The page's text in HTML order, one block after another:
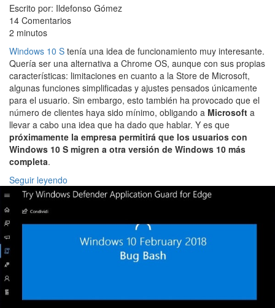
Escrito por: Ildefonso Gómez
14 Comentarios
2 minutos
Windows 10 S tenía una idea de funcionamiento muy interesante.
Quería ser una alternativa a Chrome OS, aunque con sus propias
características: limitaciones en cuanto a la Store de Microsoft,
algunas funciones simplificadas y ajustes pensados únicamente
para el usuario. Sin embargo, esto también ha provocado que el
número de clientes haya sido mínimo, obligando a Microsoft a
llevar a cabo una idea que ha dado que hablar. Y es que
próximamente la empresa permitirá que los usuarios con
Windows 10 S migren a otra versión de Windows 10 más
completa.
Seguir leyendo